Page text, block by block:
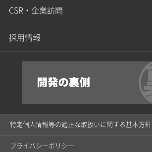
CSR・企業訪問
採用情報
特定個人情報等の適正な取扱いに関する基本方針
プライバシーポリシー